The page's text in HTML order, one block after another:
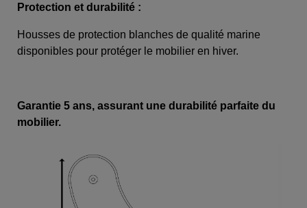
Protection et durabilité :
Housses de protection blanches de qualité marine
disponibles pour protéger le mobilier en hiver.
Garantie 5 ans, assurant une durabilité parfaite du
mobilier.